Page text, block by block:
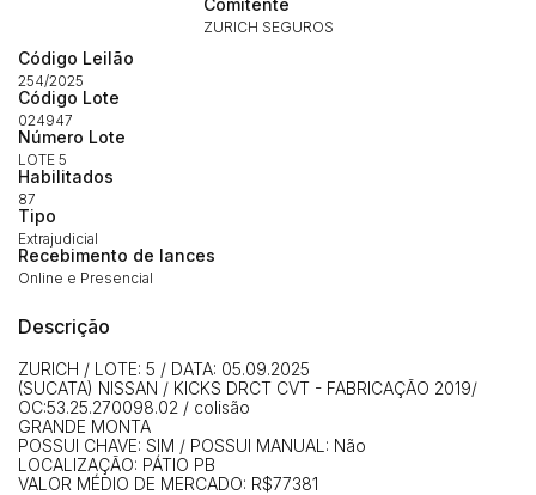
Comitente
ZURICH SEGUROS
Código Leilão
254/2025
Código Lote
024947
Número Lote
LOTE 5
Habilitados
87
Tipo
Extrajudicial
Recebimento de lances
Online e Presencial
Descrição
ZURICH / LOTE: 5 / DATA: 05.09.2025
(SUCATA) NISSAN / KICKS DRCT CVT - FABRICAÇÃO 2019/
OC:53.25.270098.02 / colisão
GRANDE MONTA
POSSUI CHAVE: SIM / POSSUI MANUAL: Não
LOCALIZAÇÃO: PÁTIO PB
VALOR MÉDIO DE MERCADO: R$77381
Envie sua Proposta
(Art. 895, CPC)
Histórico de Propostas
14/04/2025 18:43:11
Habilite-se para efetuar lances ou
propostas